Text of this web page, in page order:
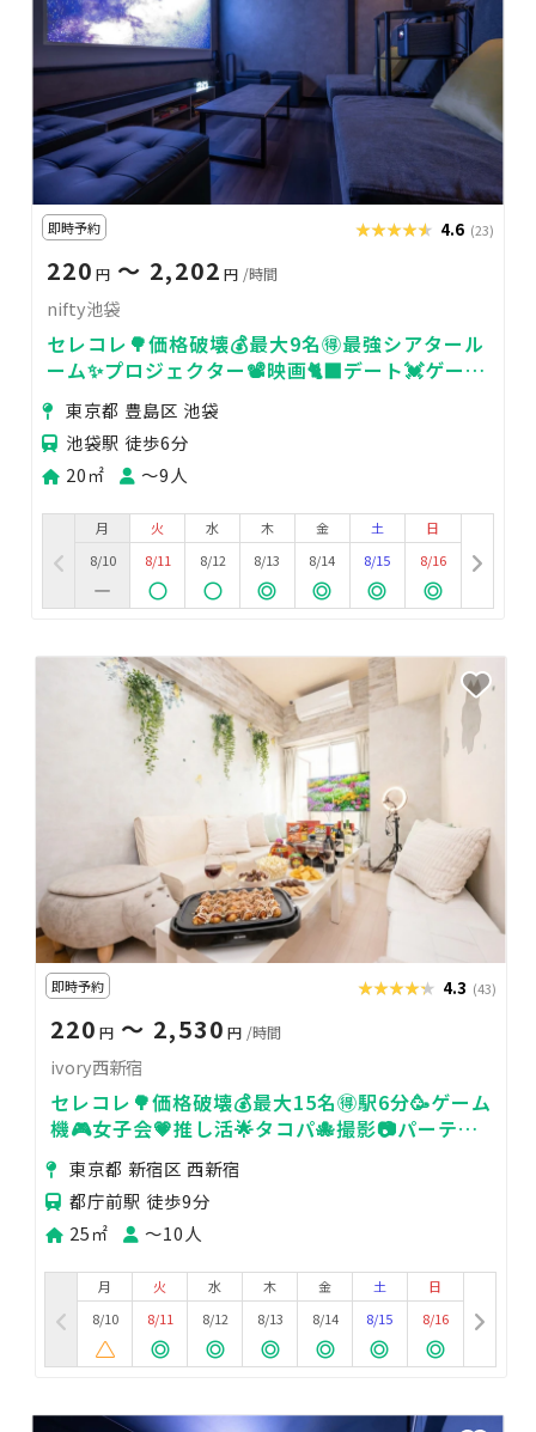
即時予約 ★★★★★
★★★★★ 4.6 (23)
220 円 〜 2,202 円 /時間
nifty池袋
セレコレ🌳価格破壊💰最大9名🉐最強シアタール
ーム✨プロジェクター📽️映画🐈‍⬛デート💓ゲーム
🎮女子会💗推し活🌟24H🏪nifty池袋
東京都 豊島区 池袋
池袋駅 徒歩6分
20㎡
〜9人
月
8/10
火
8/11
水
8/12
木
8/13
金
8/14
土
8/15
日
8/16
即時予約 ★★★★★
★★★★★ 4.3 (43)
220 円〜 2,530 円 /時間
ivory西新宿
セレコレ🌳価格破壊💰最大15名🉐駅6分🥳ゲーム
機🎮女子会💗推し活🌟タコパ🐙撮影📷パーティ
🥂飲み会🍻ivory西新宿
東京都 新宿区 西新宿
都庁前駅 徒歩9分
25㎡
〜10人
月
8/10
火
8/11
水
8/12
木
8/13
金
8/14
土
8/15
日
8/16